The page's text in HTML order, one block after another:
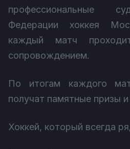
профессиональные
Федерации хоккея
каждый матч
сопровождением.
По итогам каждого
получат памятные призы
Хоккей, который всегда